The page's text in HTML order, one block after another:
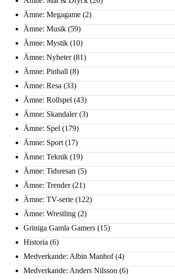
Ämne: Megagame (2)
Ämne: Musik (59)
Ämne: Mystik (10)
Ämne: Nyheter(81)
Ämne: Pinball (8)
Ämne: Resa (33)
Ämne: Rollspel (43)
Ämne: Skandaler(3)
Ämne: Spel (179)
Ämne: Sport (17)
Ämne: Teknik (19)
Ämne: Tidsresan (5)
Ämne: Trender(21)
Ämne: TV-serie (122)
Ämne: Wrestling (2)
Griniga Gamla Gamers (15)
Historia (6)
Medverkande: Albin Manhof(4)
Medverkande: Anders Nilsson (6)